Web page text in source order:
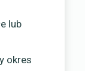
lub
okres